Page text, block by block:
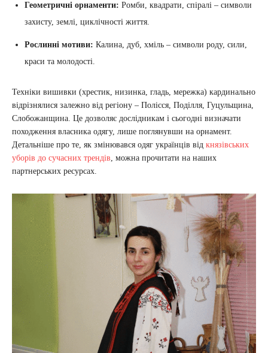
Геометричні орнаменти: Ромби, квадрати, спіралі – символи
захисту, землі, циклічності життя.
Рослинні мотиви: Калина, дуб, хміль – символи роду, сили,
краси та молодості.
Техніки вишивки (хрестик, низинка, гладь, мережка) кардинально
відрізнялися залежно від регіону – Полісся, Поділля, Гуцульщина,
Слобожанщина. Це дозволяє дослідникам і сьогодні визначати
походження власника одягу, лише поглянувши на орнамент.
Детальніше про те, як змінювався одяг українців від князівських
уборів до сучасних трендів, можна прочитати на наших
партнерських ресурсах.